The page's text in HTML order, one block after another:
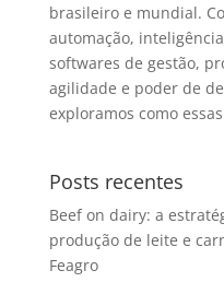
brasileiro e mundial.
automação,
softwares de gestão,
agilidade e poder de
exploramos como
Posts recentes
Beef on dairy: a
produção de leite e
Feagro